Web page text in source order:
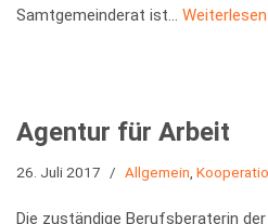
Samtgemeinderat ist…
Agentur für Arbeit
26. Juli 2017 Allgemein
Die zuständige Berufsberaterin